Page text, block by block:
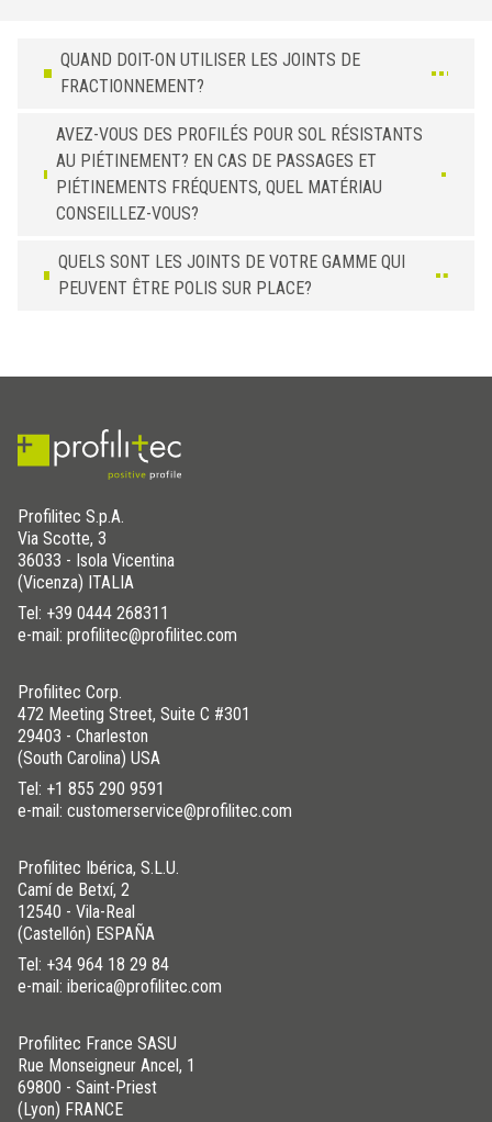
QUAND DOIT-ON UTILISER LES JOINTS DE
FRACTIONNEMENT?
AVEZ-VOUS DES PROFILÉS POUR SOL RÉSISTANTS
AU PIÉTINEMENT? EN CAS DE PASSAGES ET
PIÉTINEMENTS FRÉQUENTS, QUEL MATÉRIAU
CONSEILLEZ-VOUS?
QUELS SONT LES JOINTS DE VOTRE GAMME QUI
PEUVENT ÊTRE POLIS SUR PLACE?
Profilitec S.p.A.
Via Scotte, 3
36033 - Isola Vicentina
(Vicenza) ITALIA
Tel: +39 0444 268311
e-mail: profilitec@profilitec.com
Profilitec Corp.
472 Meeting Street, Suite C #301
29403 - Charleston
(South Carolina) USA
Tel: +1 855 290 9591
e-mail: customerservice@profilitec.com
Profilitec Ibérica, S.L.U.
Camí de Betxí, 2
12540 - Vila-Real
(Castellón) ESPAÑA
Tel: +34 964 18 29 84
e-mail: iberica@profilitec.com
Profilitec France SASU
Rue Monseigneur Ancel, 1
69800 - Saint-Priest
(Lyon) FRANCE